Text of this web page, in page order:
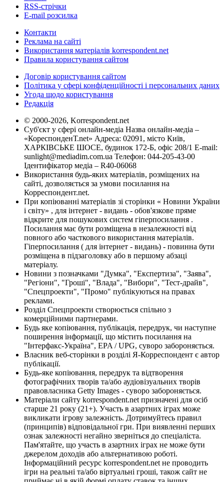
RSS-стрічки
E-mail розсилка
Контакти
Реклама на сайті
Використання матеріалів korrespondent.net
Правила користування сайтом
Договір користування сайтом
Політика у сфері конфіденційності і персональних даних
Угода щодо користування
Редакція
© 2000-2026, Korrespondent.net
Суб'єкт у сфері онлайн-медіа Назва онлайн-медіа –
«КореспонденТ.net» Адреса: 02091, місто Київ,
ХАРКІВСЬКЕ ШОСЕ, будинок 172-Б, офіс 208/1 E-mail:
sunlight@mediadim.com.ua Телефон: 044-205-43-00
Ідентифікатор медіа – R40-06068
Використання будь-яких матеріалів, розміщених на
сайті, дозволяється за умови посилання на
Корреспондент.net.
При копіюванні матеріалів зі сторінки « Новини України
і світу» , для інтернет - видань - обов'язкове пряме
відкрите для пошукових систем гіперпосилання .
Посилання має бути розміщена в незалежності від
повного або часткового використання матеріалів.
Гіперпосилання ( для інтернет - видань) - повинна бути
розміщена в підзаголовку або в першому абзаці
матеріалу.
Новини з позначками "Думка", "Експертиза", "Заява",
"Регіони", "Гроші", "Влада", "Вибори", "Тест-драйв",
"Спецпроекти", "Промо" публікуються на правах
реклами.
Розділ Спецпроекти створюється спільно з
комерційними партнерами.
Будь яке копіювання, публікація, передрук, чи наступне
поширення інформації, що містить посилання на
"Інтерфакс-Україна", EPA / UPG, суворо забороняється.
Власник веб-сторінки в розділі Я-Корреспондент є автор
публікації.
Будь-яке копіювання, передрук та відтворення
фотографічних творів та/або аудіовізуальних творів
правовласника Getty Images - суворо забороняється.
Матеріали сайту korrespondent.net призначені для осіб
старше 21 року (21+). Участь в азартних іграх може
викликати ігрову залежність. Дотримуйтесь правил
(принципів) відповідальної гри. При виявленні перших
ознак залежності негайно зверніться до спеціаліста.
Пам'ятайте, що участь в азартних іграх не може бути
джерелом доходів або альтернативою роботі.
Інформаційний ресурс korrespondent.net не проводить
ігри на реальні та/або віртуальні гроші, також сайт не